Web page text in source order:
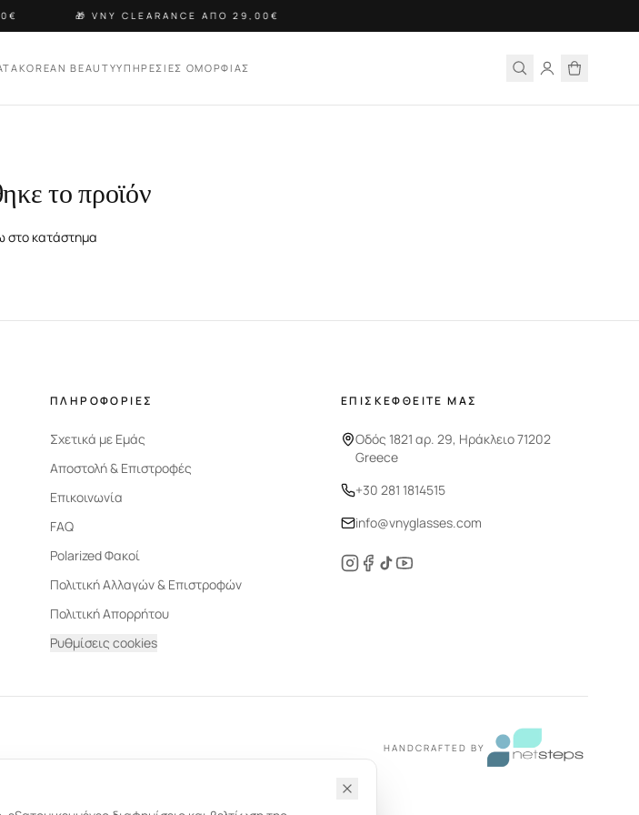
🎁 VNY CLEARANCE ΑΠΟ 29,00€
KOREAN BEAUTYΥΠΗΡΕΣΙΕΣ ΟΜΟΡΦΙΑΣ
το προϊόν
στο κατάστημα
ΠΛΗΡΟΦΟΡΙΕΣ
Σχετικά με Εμάς
Αποστολή & Επιστροφές
Επικοινωνία
FAQ
Polarized Φακοί
Πολιτική Αλλαγών & Επιστροφών
Πολιτική Απορρήτου
Ρυθμίσεις cookies
ΕΠΙΣΚΕΦΘΕΙΤΕ ΜΑΣ
Οδός 1821 αρ. 29, Ηράκλειο 71202
Greece
+30 281 1814515
info@vnyglasses.com
HANDCRAFTED BY